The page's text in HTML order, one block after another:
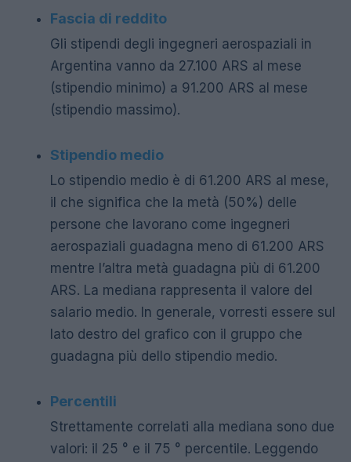
Fascia di reddito
Gli stipendi degli ingegneri aerospaziali in
Argentina vanno da 27.100 ARS al mese
(stipendio minimo) a 91.200 ARS al mese
(stipendio massimo).
Stipendio medio
Lo stipendio medio è di 61.200 ARS al mese,
il che significa che la metà (50%) delle
persone che lavorano come ingegneri
aerospaziali guadagna meno di 61.200 ARS
mentre l’altra metà guadagna più di 61.200
ARS. La mediana rappresenta il valore del
salario medio. In generale, vorresti essere sul
lato destro del grafico con il gruppo che
guadagna più dello stipendio medio.
Percentili
Strettamente correlati alla mediana sono due
valori: il 25 ° e il 75 ° percentile. Leggendo